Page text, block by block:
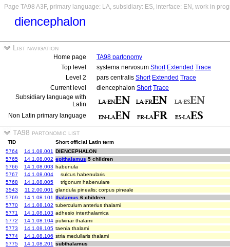
Page TA98 A3F, primary language: LA, subsidiary: ES, interface: EN, work in
diencephalon
List navigation
Home page
TA98 partonomy
Top level
systema nervosum Short Extended Trace
Level 2
pars centralis Short Extended Trace
Current level
diencephalon Short Trace
Subsidiary language with
Latin
Non Latin primary language
TA98 partonomic list
TID
Short official Latin term
5764
14.1.08.001 DIENCEPHALON
5765
14.1.08.002 epithalamus 5 children
5766
14.1.08.003 habenula
5767
14.1.08.004
sulcus habenularis
5768
14.1.08.005
trigonum habenulare
3543
11.2.00.001 glandula pinealis; corpus pineale
5769
14.1.08.101 thalamus 6 children
5770
14.1.08.102 tuberculum anterius thalami
5771
14.1.08.103 adhesio interthalamica
5772
14.1.08.104 pulvinar thalami
5773
14.1.08.105 taenia thalami
5774
14.1.08.106 stria medullaris thalami
5775
14.1.08.201 subthalamus